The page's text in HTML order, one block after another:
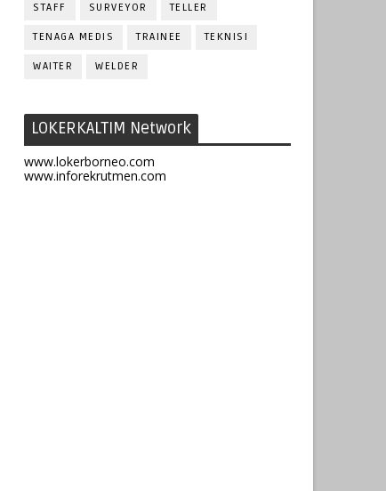
STAFF SURVEYOR TELLER
TENAGA MEDIS TRAINEE TEKNISI
WAITER WELDER
LOKERKALTIM Network
www.lokerborneo.com
www.inforekrutmen.com